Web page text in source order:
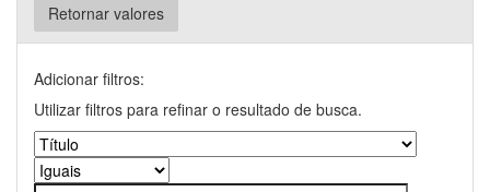
Retornar valores
Adicionar filtros:
Utilizar filtros para refinar o resultado de busca.